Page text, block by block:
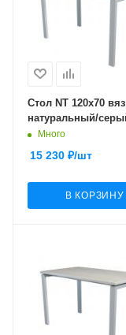
Стол NT 120x70 вяз
натуральный/
Много
15 230 ₽/шт
В КОРЗИНУ